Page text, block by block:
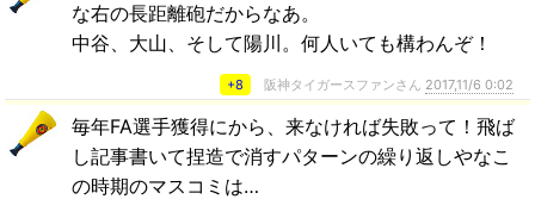
な右の長距離砲だからなあ。
中谷、大山、そして陽川。何人いても構わんぞ！
+8 阪神タイガースファンさん 2017,11/6 0:02
毎年FA選手獲得にから、来なければ失敗って！飛ば
し記事書いて捏造で消すパターンの繰り返しやなこ
の時期のマスコミは…